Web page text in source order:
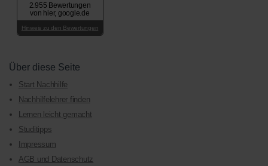
2.955 Bewertungen
von hier, google.de
Hinweis zu den Bewertungen
Über diese Seite
Start Nachhilfe
Nachhilfelehrer finden
Lernen leicht gemacht
Studitipps
Impressum
AGB und Datenschutz